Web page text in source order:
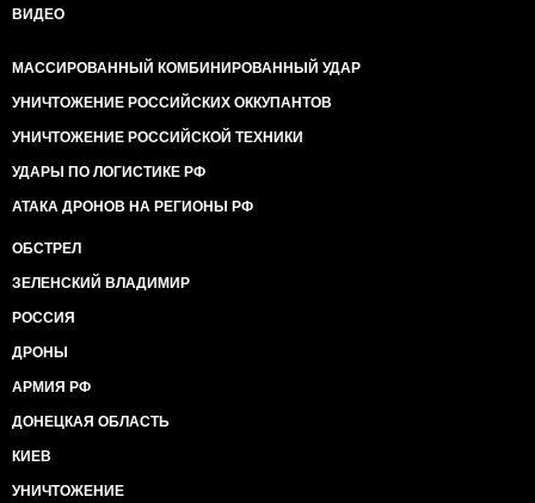
ВИДЕО
МАССИРОВАННЫЙ КОМБИНИРОВАННЫЙ УДАР
УНИЧТОЖЕНИЕ РОССИЙСКИХ ОККУПАНТОВ
УНИЧТОЖЕНИЕ РОССИЙСКОЙ ТЕХНИКИ
УДАРЫ ПО ЛОГИСТИКЕ РФ
АТАКА ДРОНОВ НА РЕГИОНЫ РФ
ОБСТРЕЛ
ЗЕЛЕНСКИЙ ВЛАДИМИР
РОССИЯ
ДРОНЫ
АРМИЯ РФ
ДОНЕЦКАЯ ОБЛАСТЬ
КИЕВ
УНИЧТОЖЕНИЕ